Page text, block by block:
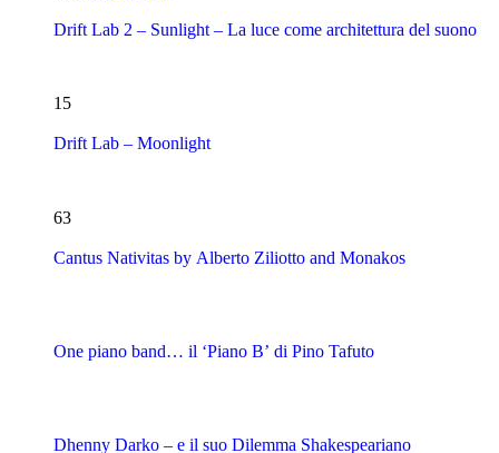
Drift Lab 2 – Sunlight – La luce come architettura del suono
15
Drift Lab – Moonlight
63
Cantus Nativitas by Alberto Ziliotto and Monakos
One piano band… il ‘Piano B’ di Pino Tafuto
Dhenny Darko – e il suo Dilemma Shakespeariano